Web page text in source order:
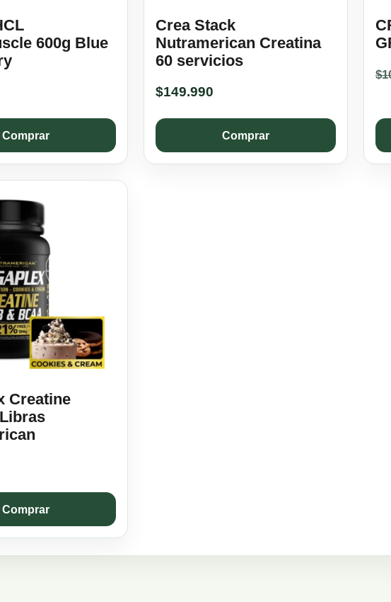
600g Blue
Comprar
Crea Stack
Nutramerican Creatina
60 servicios
$149.990
Comprar
$
Creatine
Comprar